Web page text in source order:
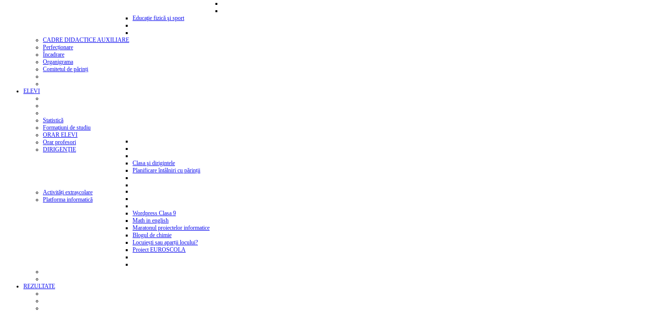
Educaţie fizică şi sport
CADRE DIDACTICE AUXILIARE
Perfecționare
Încadrare
Organigrama
Comitetul de părinți
ELEVI
Statistică
Formaţiuni de studiu
ORAR ELEVI
Orar profesori
DIRIGENŢIE
Clasa şi dirigintele
Planificare întâlniri cu părinții
Activități extrașcolare
Platforma informatică
Wordpress Clasa 9
Math in english
Maratonul proiectelor informatice
Blogul de chimie
Locuiești sau aparții locului?
Proiect EUROSCOLA
REZULTATE